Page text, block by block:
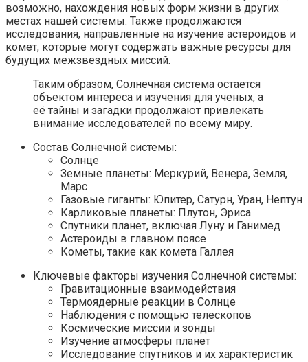
возможно, нахождения новых форм жизни в других
местах нашей системы. Также продолжаются
исследования, направленные на изучение астероидов и
комет, которые могут содержать важные ресурсы для
будущих межзвездных миссий.
Таким образом, Солнечная система остается
объектом интереса и изучения для ученых, а
её тайны и загадки продолжают привлекать
внимание исследователей по всему миру.
Состав Солнечной системы:
Солнце
Земные планеты: Меркурий, Венера, Земля,
Марс
Газовые гиганты: Юпитер, Сатурн, Уран, Нептун
Карликовые планеты: Плутон, Эриса
Спутники планет, включая Луну и Ганимед
Астероиды в главном поясе
Кометы, такие как комета Галлея
Ключевые факторы изучения Солнечной системы:
Гравитационные взаимодействия
Термоядерные реакции в Солнце
Наблюдения с помощью телескопов
Космические миссии и зонды
Изучение атмосферы планет
Исследование спутников и их характеристик